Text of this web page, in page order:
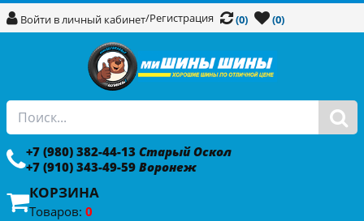
Войти в личный кабинет/Регистрация (0) (0)
+7 (980) 382-44-13 Старый Оскол
+7 (910) 343-49-59 Воронеж
КОРЗИНА
Товаров: 0